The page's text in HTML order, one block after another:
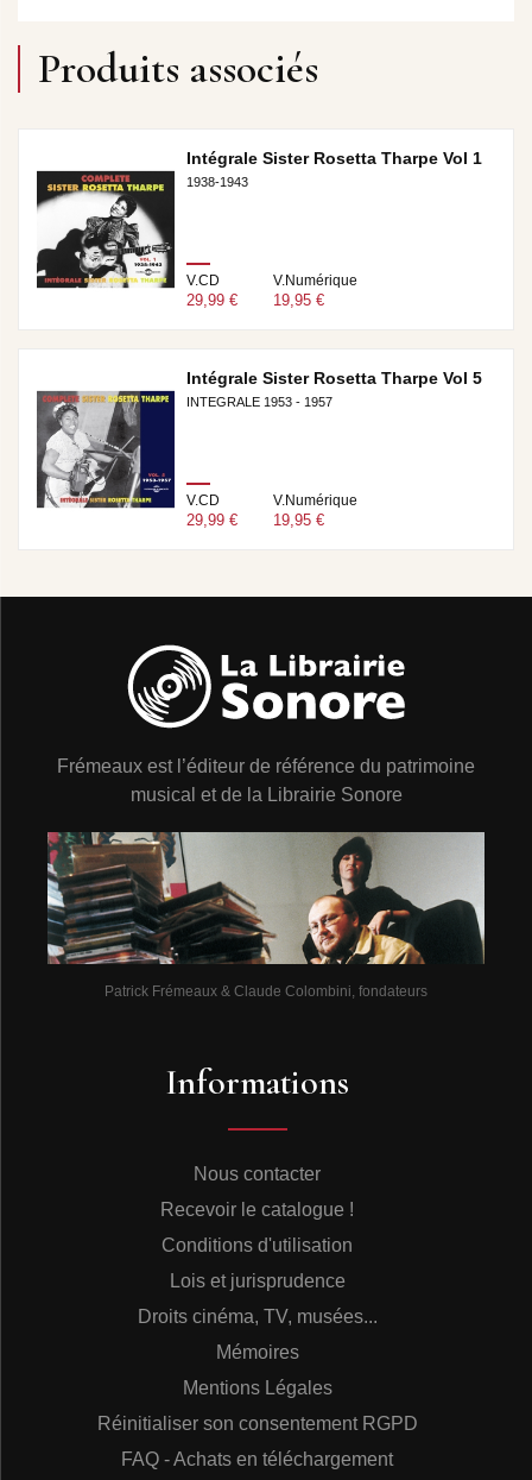
Produits associés
Intégrale Sister Rosetta Tharpe Vol 1
1938-1943
V.CD
29,99 €
V.Numérique
19,95 €
Intégrale Sister Rosetta Tharpe Vol 5
INTEGRALE 1953 - 1957
V.CD
29,99 €
V.Numérique
19,95 €
Frémeaux est l’éditeur de référence du patrimoine
musical et de la Librairie Sonore
Patrick Frémeaux & Claude Colombini, fondateurs
Informations
Nous contacter
Recevoir le catalogue !
Conditions d'utilisation
Lois et jurisprudence
Droits cinéma, TV, musées...
Mémoires
Mentions Légales
Réinitialiser son consentement RGPD
FAQ - Achats en téléchargement